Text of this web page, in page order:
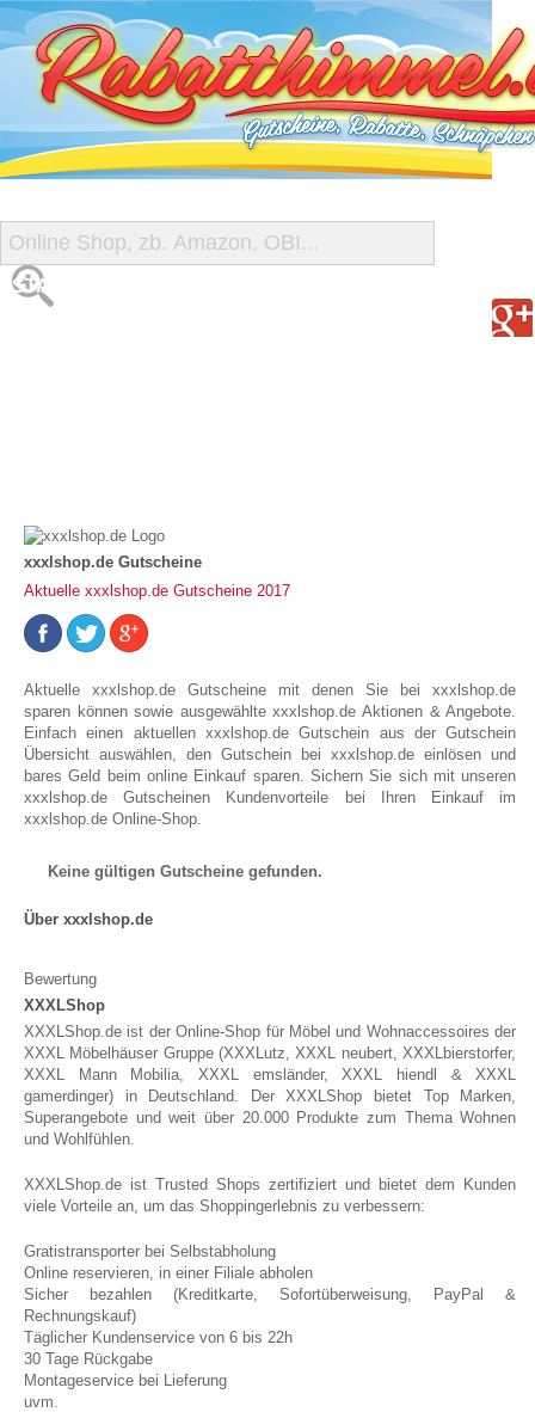
START
xxxlshop.de Gutscheine
Aktuelle xxxlshop.de Gutscheine 2017
Aktuelle xxxlshop.de Gutscheine mit denen Sie bei xxxlshop.de
sparen können sowie ausgewählte xxxlshop.de Aktionen & Angebote.
Einfach einen aktuellen xxxlshop.de Gutschein aus der Gutschein
Übersicht auswählen, den Gutschein bei xxxlshop.de einlösen und
bares Geld beim online Einkauf sparen. Sichern Sie sich mit unseren
xxxlshop.de Gutscheinen Kundenvorteile bei Ihren Einkauf im
xxxlshop.de Online-Shop.
Keine gültigen Gutscheine gefunden.
Über xxxlshop.de
Bewertung
XXXLShop
XXXLShop.de ist der Online-Shop für Möbel und Wohnaccessoires der
XXXL Möbelhäuser Gruppe (XXXLutz, XXXL neubert, XXXLbierstorfer,
XXXL Mann Mobilia, XXXL emsländer, XXXL hiendl & XXXL
gamerdinger) in Deutschland. Der XXXLShop bietet Top Marken,
Superangebote und weit über 20.000 Produkte zum Thema Wohnen
und Wohlfühlen.
XXXLShop.de ist Trusted Shops zertifiziert und bietet dem Kunden
viele Vorteile an, um das Shoppingerlebnis zu verbessern:
Gratistransporter bei Selbstabholung
Online reservieren, in einer Filiale abholen
Sicher bezahlen (Kreditkarte, Sofortüberweisung, PayPal &
Rechnungskauf)
Täglicher Kundenservice von 6 bis 22h
30 Tage Rückgabe
Montageservice bei Lieferung
uvm.